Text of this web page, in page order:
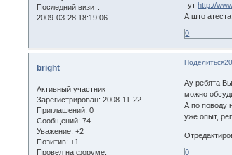
Последний визит:
2009-03-28 18:19:06
тутhttp://
А што
0
Поделиться
bright
Активный участник
Зарегистрирован: 2008-11-22
Приглашений: 0
Сообщений: 74
Уважение: +2
Позитив: +1
Провел на форуме:
Ау ребята
можно
А по поводу
уже опыт,
0